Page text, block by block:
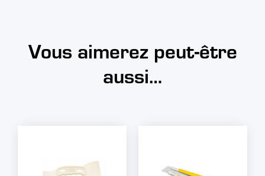
Vous aimerez peut-être
aussi…